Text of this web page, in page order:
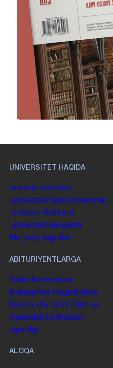
UNIVERSITET HAQIDA
Umumiy maʼlumot
Universitet tarixi Universitet
tuzilmasi
Rektorat
Universitet kengashi
Me'yoriy hujjatlar
ABITURIYENTLARGA
Qabul komissiyasi
Bakalavriat Magistratura
Ikkinchi oliy taʼlim Bilim va
malakalarni baholash
agentligi
ALOQA